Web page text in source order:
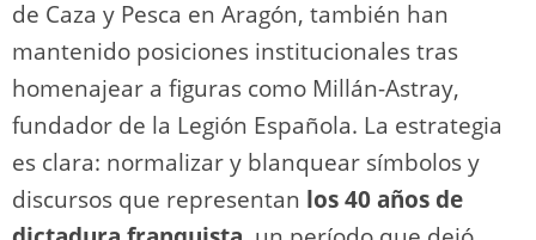
de Caza y Pesca en Aragón, también han
mantenido posiciones institucionales tras
homenajear a figuras como Millán-Astray,
fundador de la Legión Española. La estrategia
es clara: normalizar y blanquear símbolos y
discursos que representan los 40 años de